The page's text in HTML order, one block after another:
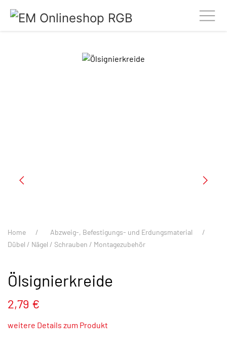
Home
Abzweig-, Befestigungs- und Erdungsmaterial
Dübel / Nägel / Schrauben / Montagezubehör
Ölsignierkreide
2,79 €
weitere Details zum Produkt